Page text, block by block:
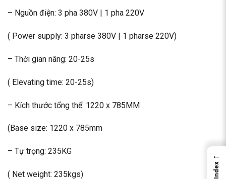
– Nguồn điện: 3 pha 380V | 1 pha 220V
( Power supply: 3 pharse 380V | 1 pharse 220V)
– Thời gian nâng: 20-25s
( Elevating time: 20-25s)
– Kích thước tổng thể: 1220 x 785MM
(Base size: 1220 x 785mm
– Tự trọng: 235KG
( Net weight: 235kgs)
←
Index